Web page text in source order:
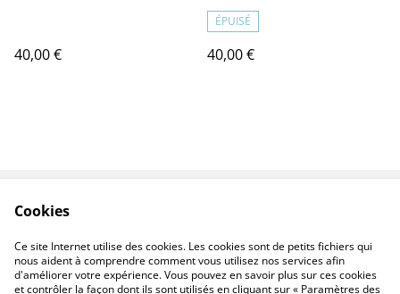
40,00 €
ÉPUISÉ
40,00 €
Politique de
confidentialité
Politique de cookies
Cookies
Ce site Internet utilise des cookies. Les cookies sont de petits fichiers qui
nous aident à comprendre comment vous utilisez nos services afin
d'améliorer votre expérience. Vous pouvez en savoir plus sur ces cookies
et contrôler la façon dont ils sont utilisés en cliquant sur « Paramètres des